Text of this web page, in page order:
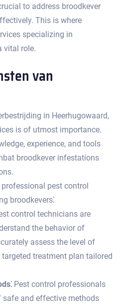
to address broodkever
This is where
specializing in
vital role.​
van
in Heerhugowaard,
is of utmost importance.​
experience, and tools
broodkever infestations
pest control
broodkevers⁚
control technicians are
the behavior of
assess the level of
treatment plan tailored
Pest control professionals
safe and effective methods